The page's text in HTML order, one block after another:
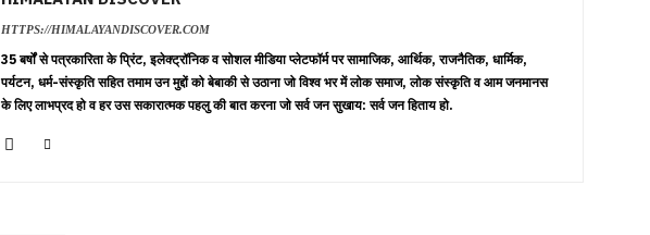
HTTPS://HIMALAYANDISCOVER.COM
35 बर्षों से पत्रकारिता के प्रिंट, इलेक्ट्रॉनिक व सोशल मीडिया प्लेटफॉर्म पर सामाजिक, आर्थिक, राजनैतिक, धार्मिक,
पर्यटन, धर्म-संस्कृति सहित तमाम उन मुद्दों को बेबाकी से उठाना जो विश्व भर में लोक समाज, लोक संस्कृति व आम जनमानस
के लिए लाभप्रद हो व हर उस सकारात्मक पहलु की बात करना जो सर्व जन सुखाय: सर्व जन हिताय हो.